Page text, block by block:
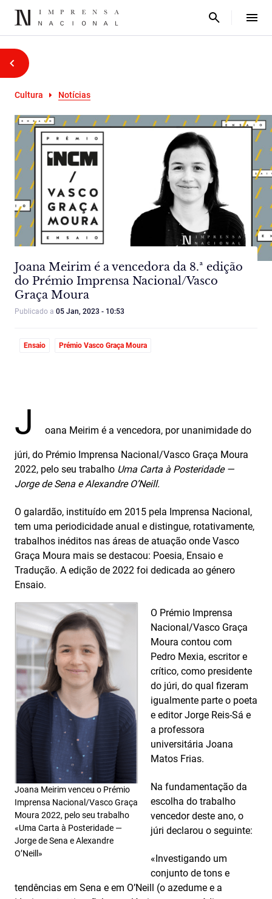
Cultura Notícias
Joana Meirim é a vencedora da 8.ª edição
do Prémio Imprensa Nacional/Vasco
Graça Moura
Publicado a 05 Jan, 2023 - 10:53
Ensaio Prémio Vasco Graça Moura
J oana Meirim é a vencedora, por unanimidade do
júri, do Prémio Imprensa Nacional/Vasco Graça Moura
2022, pelo seu trabalho Uma Carta à Posteridade —
Jorge de Sena e Alexandre O’Neill.
O galardão, instituído em 2015 pela Imprensa Nacional,
tem uma periodicidade anual e distingue, rotativamente,
trabalhos inéditos nas áreas de atuação onde Vasco
Graça Moura mais se destacou: Poesia, Ensaio e
Tradução. A edição de 2022 foi dedicada ao género
Ensaio.
Joana Meirim venceu o Prémio
Imprensa Nacional/Vasco Graça
Moura 2022, pelo seu trabalho
«Uma Carta à Posteridade —
Jorge de Sena e Alexandre
O’Neill»
O Prémio Imprensa
Nacional/Vasco Graça
Moura contou com
Pedro Mexia, escritor e
crítico, como presidente
do júri, do qual fizeram
igualmente parte o poeta
e editor Jorge Reis-Sá e
a professora
universitária Joana
Matos Frias.
Na fundamentação da
escolha do trabalho
vencedor deste ano, o
júri declarou o seguinte:
«Investigando um
conjunto de tons e
tendências em Sena e em O’Neill (o azedume e a